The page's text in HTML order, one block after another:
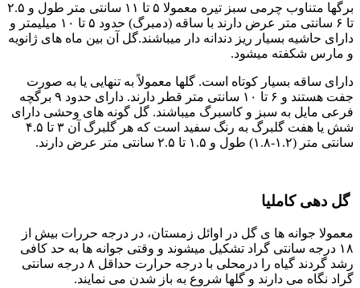
برگها متناوب چرمی سبز تیره معمولا ۵ تا ۱۱ سانتی متر طول و ۲.۵
تا ۶ سانتی متر عرض دارند با ساقه (دمبرگ) حدود ۵ تا ۱۰ میلیمتر و
دارای حاشیه بسیار ریز دندانه دار میباشند.گل آن بین ماه های ژانویه
و مارس شکفته میشود.
دارای ساقه بسیار کوتاه است. گلها معمولاً به تنهایی یا به صورت
جفت هستند و ۶ تا ۱۰ سانتی متر قطر دارند. دارای حدود ۹ برگچه
فرعی مایل به سبز و کاسبرگ میباشند. گل گونه های وحشی دارای
شش یا هفت گلبرگ به رنگ سفید است که هر گلبرگ آن ۳ تا ۴.۵
سانتی متر (۱.۲-۱.۸) طول و ۱.۵ تا ۲.۵ سانتی متر عرض دارند.
گل دهی کاملیا
معمولا جوانه ها ی گل در اوائل زمستان، در درجه حررات بیش از
۱۸ درجه سانتی گراد تشکیل میشوند و وقتی جوانه ها به حد کافی
رشد گردند گیاه را درمحلی با درجه حرارت حداقل ۸ درجه سانتی
گراد نگاه می دارند و گلها شروع به باز شدن می نمایند.